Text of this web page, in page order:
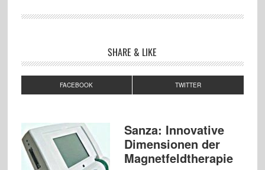
SHARE & LIKE
FACEBOOK TWITTER
Sanza: Innovative
Dimensionen der
Magnetfeldtherapie